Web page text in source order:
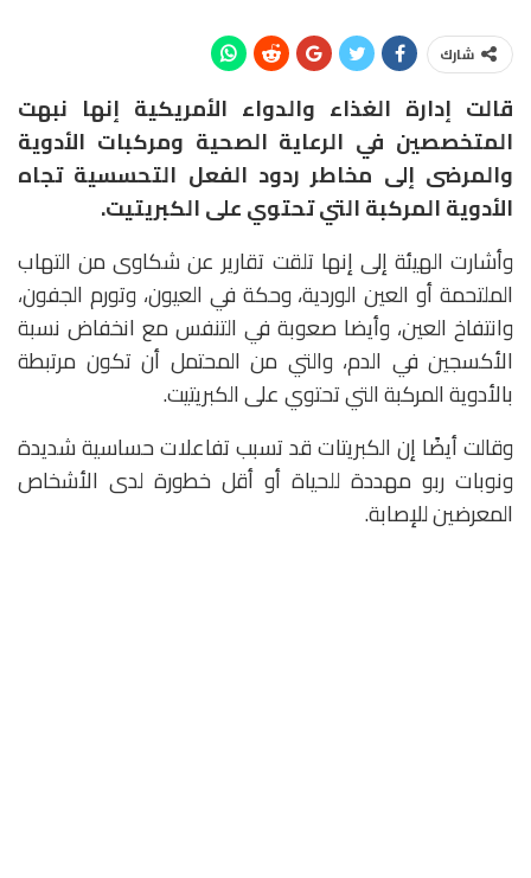
شارك
قالت إدارة الغذاء والدواء الأمريكية إنها نبهت
المتخصصين في الرعاية الصحية ومركبات الأدوية
والمرضى إلى مخاطر ردود الفعل التحسسية تجاه
الأدوية المركبة التي تحتوي على الكبريتيت.
وأشارت الهيئة إلى إنها تلقت تقارير عن شكاوى من التهاب
الملتحمة أو العين الوردية، وحكة في العيون، وتورم الجفون،
وانتفاخ العين، وأيضا صعوبة في التنفس مع انخفاض نسبة
الأكسجين في الدم، والتي من المحتمل أن تكون مرتبطة
بالأدوية المركبة التي تحتوي على الكبريتيت.
وقالت أيضًا إن الكبريتات قد تسبب تفاعلات حساسية شديدة
ونوبات ربو مهددة للحياة أو أقل خطورة لدى الأشخاص
المعرضين للإصابة.